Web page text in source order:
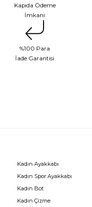
Kapıda Ödeme
İmkanı
%100 Para
İade Garantisi
Kadın Ayakkabı
Kadın Spor Ayakkabı
Kadın Bot
Kadın Çizme